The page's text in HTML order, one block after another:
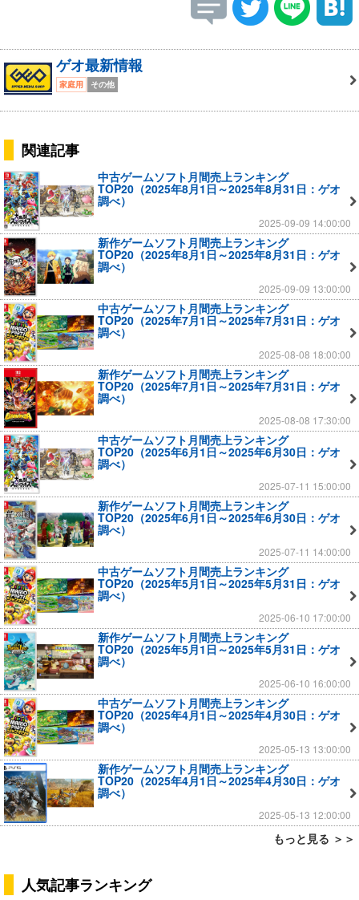
ゲオ最新情報
家庭用 その他
関連記事
中古ゲームソフト月間売上ランキング
TOP20（2025年8月1日～2025年8月31日：ゲオ
調べ）
2025-09-09 14:00:00
新作ゲームソフト月間売上ランキング
TOP20（2025年8月1日～2025年8月31日：ゲオ
調べ）
2025-09-09 13:00:00
中古ゲームソフト月間売上ランキング
TOP20（2025年7月1日～2025年7月31日：ゲオ
調べ）
2025-08-08 18:00:00
新作ゲームソフト月間売上ランキング
TOP20（2025年7月1日～2025年7月31日：ゲオ
調べ）
2025-08-08 17:30:00
中古ゲームソフト月間売上ランキング
TOP20（2025年6月1日～2025年6月30日：ゲオ
調べ）
2025-07-11 15:00:00
新作ゲームソフト月間売上ランキング
TOP20（2025年6月1日～2025年6月30日：ゲオ
調べ）
2025-07-11 14:00:00
中古ゲームソフト月間売上ランキング
TOP20（2025年5月1日～2025年5月31日：ゲオ
調べ）
2025-06-10 17:00:00
新作ゲームソフト月間売上ランキング
TOP20（2025年5月1日～2025年5月31日：ゲオ
調べ）
2025-06-10 16:00:00
中古ゲームソフト月間売上ランキング
TOP20（2025年4月1日～2025年4月30日：ゲオ
調べ）
2025-05-13 13:00:00
新作ゲームソフト月間売上ランキング
TOP20（2025年4月1日～2025年4月30日：ゲオ
調べ）
2025-05-13 12:00:00
もっと見る ＞＞
人気記事ランキング